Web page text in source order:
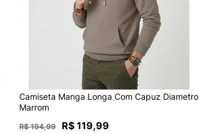
Camiseta Manga Longa Com Capuz Diametro
Marrom
R$ 194,99 R$ 119,99